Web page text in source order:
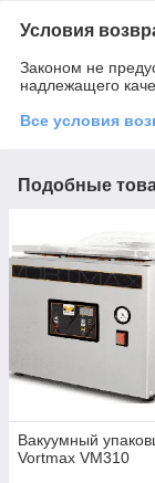
Условия
Законом не
надлежащего
Все условия
Подобные
Вакуумный
Vortmax VM310